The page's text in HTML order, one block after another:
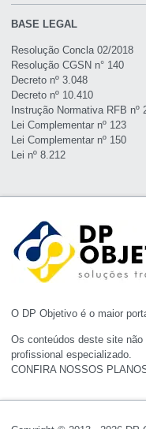
BASE LEGAL
Resolução Concla 02/2018
Resolução CGSN n° 140
Decreto nº 3.048
Decreto nº 10.410
Instrução Normativa RFB nº
Lei Complementar nº 123
Lei Complementar nº 150
Lei nº 8.212
O DP Objetivo é o maior
Os conteúdos deste site
profissional especializado.
CONFIRA NOSSOS